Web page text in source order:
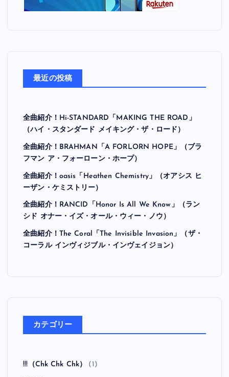
最近の投稿
全曲紹介！Hi-STANDARD「MAKING THE ROAD」
（ハイ・スタンダード メイキング・ザ・ロード）
全曲紹介！BRAHMAN「A FORLORN HOPE」（ブラ
フマン ア・フォーローン・ホープ）
全曲紹介！oasis「Heathen Chemistry」（オアシス ヒ
ーザン・ケミストリー）
全曲紹介！RANCID「Honor Is All We Know」（ラン
シド オナー・イズ・オール・ウィー・ノウ）
全曲紹介！The Coral「The Invisible Invasion」（ザ・
コーラル インヴィジブル・インヴェイジョン）
カテゴリー
!!!（Chk Chk Chk） (1)